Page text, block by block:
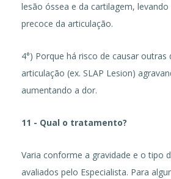
lesão óssea e da cartilagem,
precoce da articulação.
4°) Porque há risco de causar outras
articulação (ex. SLAP Lesion)
aumentando a dor.
11 - Qual o tratamento?
Varia conforme a gravidade e o tipo
avaliados pelo Especialista. Para